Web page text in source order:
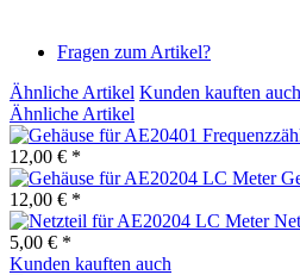
Fragen zum Artikel?
Ähnliche Artikel Kunden kauften auch
Ähnliche Artikel
12,00 € *
12,00 € *
5,00 € *
Kunden kauften auch